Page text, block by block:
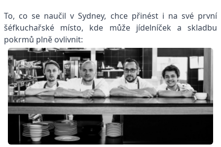
To, co se naučil v Sydney, chce přinést i na své první
šéfkuchařské místo, kde může jídelníček a skladbu
pokrmů plně ovlivnit: